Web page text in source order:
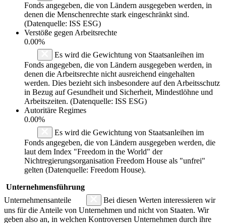
Fonds angegeben, die von Ländern ausgegeben werden, in
denen die Menschenrechte stark eingeschränkt sind.
(Datenquelle: ISS ESG)
Verstöße gegen Arbeitsrechte
0.00%
Es wird die Gewichtung von Staatsanleihen im
Fonds angegeben, die von Ländern ausgegeben werden, in
denen die Arbeitsrechte nicht ausreichend eingehalten
werden. Dies bezieht sich insbesondere auf den Arbeitsschutz
in Bezug auf Gesundheit und Sicherheit, Mindestlöhne und
Arbeitszeiten. (Datenquelle: ISS ESG)
Autoritäre Regimes
0.00%
Es wird die Gewichtung von Staatsanleihen im
Fonds angegeben, die von Ländern ausgegeben werden, die
laut dem Index "Freedom in the World" der
Nichtregierungsorganisation Freedom House als "unfrei"
gelten (Datenquelle: Freedom House).
Unternehmensführung
Unternehmensanteile
Bei diesen Werten interessieren wir
uns für die Anteile von Unternehmen und nicht von Staaten. Wir
geben also an, in welchen Kontroversen Unternehmen durch ihre